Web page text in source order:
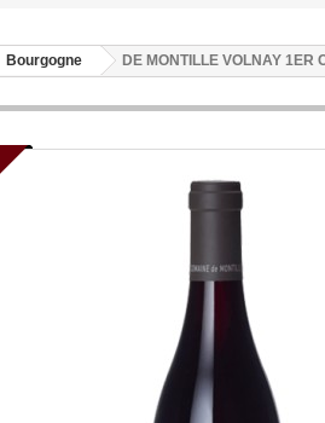
Bourgogne DE MONTILLE VOLNAY 1ER